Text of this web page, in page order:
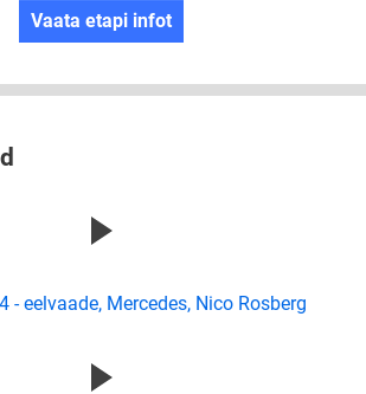
Vaata etapi infot
- eelvaade, Mercedes, Nico Rosberg